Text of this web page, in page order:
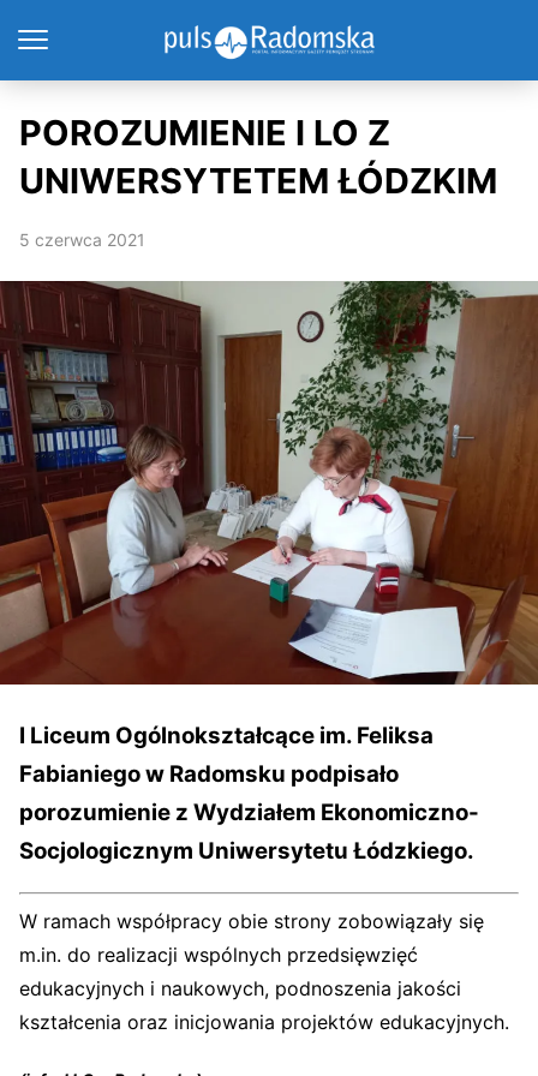
POROZUMIENIE I LO Z
UNIWERSYTETEM ŁÓDZKIM
5 czerwca 2021
I Liceum Ogólnokształcące im. Feliksa
Fabianiego w Radomsku podpisało
porozumienie z Wydziałem Ekonomiczno-
Socjologicznym Uniwersytetu Łódzkiego.
W ramach współpracy obie strony zobowiązały się
m.in. do realizacji wspólnych przedsięwzięć
edukacyjnych i naukowych, podnoszenia jakości
kształcenia oraz inicjowania projektów edukacyjnych.